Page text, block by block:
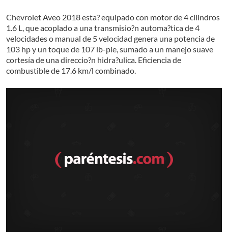
Chevrolet Aveo 2018 esta? equipado con motor de 4 cilindros
1.6 L, que acoplado a una transmisio?n automa?tica de 4
velocidades o manual de 5 velocidad genera una potencia de
103 hp y un toque de 107 lb-pie, sumado a un manejo suave
cortesía de una direccio?n hidra?ulica. Eficiencia de
combustible de 17.6 km/l combinado.